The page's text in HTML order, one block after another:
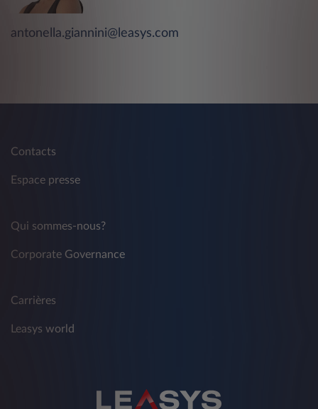
antonella.giannini@leasys.com
Contacts
Espace presse
Qui sommes-nous?
Corporate Governance
Carrières
Leasys world